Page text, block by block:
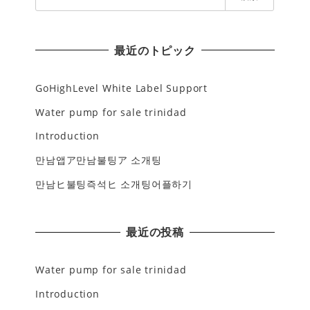
索
最近のトピック
GoHighLevel White Label Support
Water pump for sale trinidad
Introduction
만남앱ア만남불팅ア 소개팅
만남ヒ불팅즉석ヒ 소개팅어플하기
最近の投稿
Water pump for sale trinidad
Introduction